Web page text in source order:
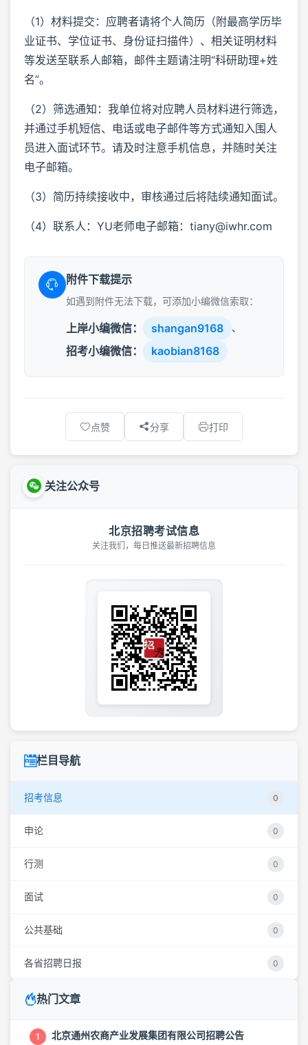
（1）材料提交：应聘者请将个人简历（附最高学历毕
业证书、学位证书、身份证扫描件）、相关证明材料
等发送至联系人邮箱，邮件主题请注明“科研助理+姓
名”。
（2）筛选通知：我单位将对应聘人员材料进行筛选，
并通过手机短信、电话或电子邮件等方式通知入围人
员进入面试环节。请及时注意手机信息，并随时关注
电子邮箱。
（3）简历持续接收中，审核通过后将陆续通知面试。
（4）联系人：YU老师电子邮箱：tiany@iwhr.com
附件下载提示
如遇到附件无法下载，可添加小编微信索取：
上岸小编微信： shangan9168 、
招考小编微信： kaobian8168
点赞 分享 打印
关注公众号
北京招聘考试信息
关注我们，每日推送最新招聘信息
栏目导航
招考信息 0
申论 0
行测 0
面试 0
公共基础 0
各省招聘日报 0
热门文章
1 北京通州农商产业发展集团有限公司招聘公告